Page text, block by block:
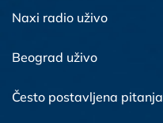
Naxi radio uživo
Beograd uživo
Često postavljena pitanja